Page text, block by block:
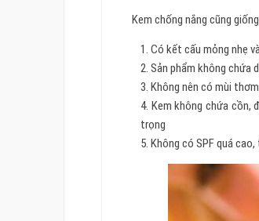
Kem chống nắng cũng
Có kết cấu mỏng nhẹ
Sản phẩm không chứa
Không nên có mùi
Kem không chứa cồn,
trọng
Không có SPF quá